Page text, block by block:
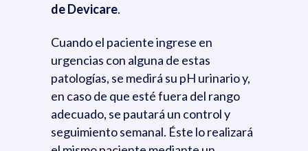
de Devicare.
Cuando el paciente ingrese en
urgencias con alguna de estas
patologías, se medirá su pH urinario y,
en caso de que esté fuera del rango
adecuado, se pautará un control y
seguimiento semanal. Éste lo realizará